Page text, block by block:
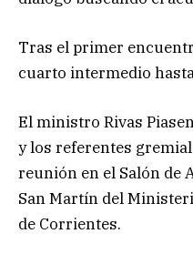
Tras el primer
cuarto intermedio
El ministro Rivas
y los referentes
reunión en el Salón de
San Martín del
de Corrientes.